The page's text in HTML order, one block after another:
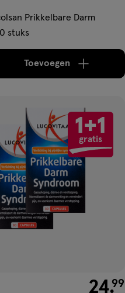
Prikkelbare Darm
stuks
Toevoegenverhoog aantal
1+1
gratis
€ 24.99
24.99